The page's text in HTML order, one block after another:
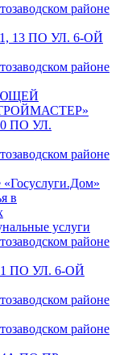
районе
13 ПО УЛ. 6-ОЙ
районе
ПО УЛ.
районе
в
услуги
районе
ПО УЛ. 6-ОЙ
районе
районе